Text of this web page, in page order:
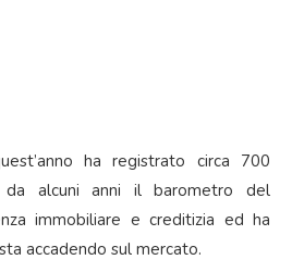
ha registrato circa 700
da alcuni anni il barometro del
immobiliare e creditizia ed ha
accadendo sul mercato.